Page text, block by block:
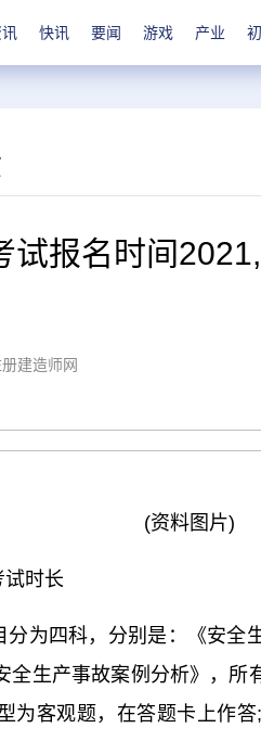
快讯 要闻 游戏 产业
试报名时间
建造师网
(资料图片)
试时长
分为四科，分别是：《安全
全生产事故案例分析》，所
为客观题，在答题卡上作